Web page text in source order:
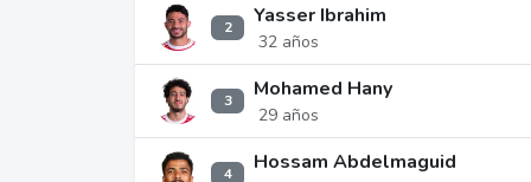
2 Yasser Ibrahim
32 años
3 Mohamed Hany
29 años
4 Hossam Abdelmaguid